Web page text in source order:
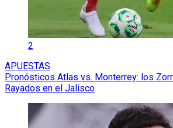
2
APUESTAS
Pronósticos Atlas vs. Monterrey: los
Rayados en el Jalisco